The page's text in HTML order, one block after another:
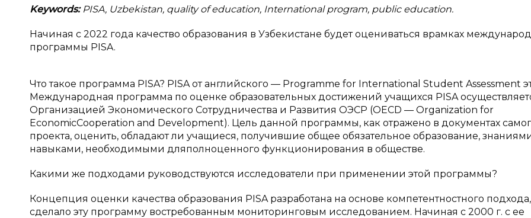
Keywords: PISA, Uzbekistan, quality of education, International program, public education.
Начиная с 2022 года качество образования в Узбекистане будет оцениваться врамках
программы PISA.
Что такое программа PISA? PISA от английского — Programme for International Student Assessment
Международная программа по оценке образовательных достижений учащихся PISA
Организацией Экономического Сотрудничества и Развития ОЭСР (OECD — Organization for
EconomicCooperation and Development). Цель данной программы, как отражено в документах
проекта, оценить, обладают ли учащиеся, получившие общее обязательное образование,
навыками, необходимыми дляполноценного функционирования в обществе.
Какими же подходами руководствуются исследователи при применении этой программы?
Концепция оценки качества образования PISA разработана на основе компетентностного подхода,
сделало эту программу востребованным мониторинговым исследованием. Начиная с 2000 г. с ее